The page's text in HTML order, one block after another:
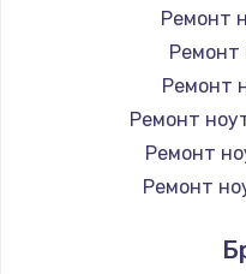
Ремонт
Ремонт
Ремонт
Ремонт
Ремонт
Ремонт
Ремонт
Ремонт